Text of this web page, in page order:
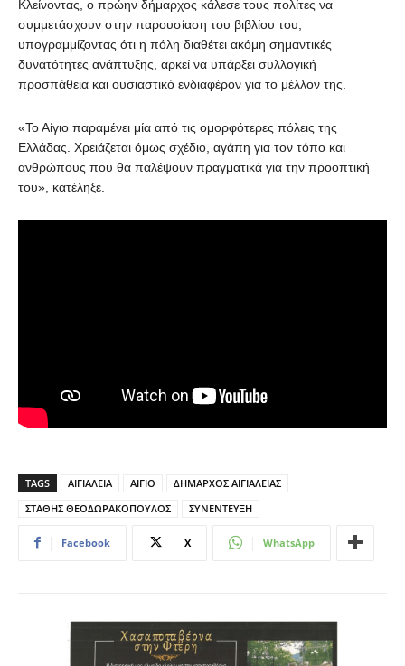
Κλείνοντας, ο πρώην δήμαρχος κάλεσε τους πολίτες να
συμμετάσχουν στην παρουσίαση του βιβλίου του,
υπογραμμίζοντας ότι η πόλη διαθέτει ακόμη σημαντικές
δυνατότητες ανάπτυξης, αρκεί να υπάρξει συλλογική
προσπάθεια και ουσιαστικό ενδιαφέρον για το μέλλον της.
«Το Αίγιο παραμένει μία από τις ομορφότερες πόλεις της
Ελλάδας. Χρειάζεται όμως σχέδιο, αγάπη για τον τόπο και
ανθρώπους που θα παλέψουν πραγματικά για την προοπτική
του», κατέληξε.
TAGS ΑΙΓΙΑΛΕΙΑ ΑΙΓΙΟ
ΔΗΜΑΡΧΟΣ ΑΙΓΙΑΛΕΙΑΣ
ΣΤΑΘΗΣ ΘΕΟΔΩΡΑΚΟΠΟΥΛΟΣ
ΣΥΝΕΝΤΕΥΞΗ
Facebook X WhatsApp